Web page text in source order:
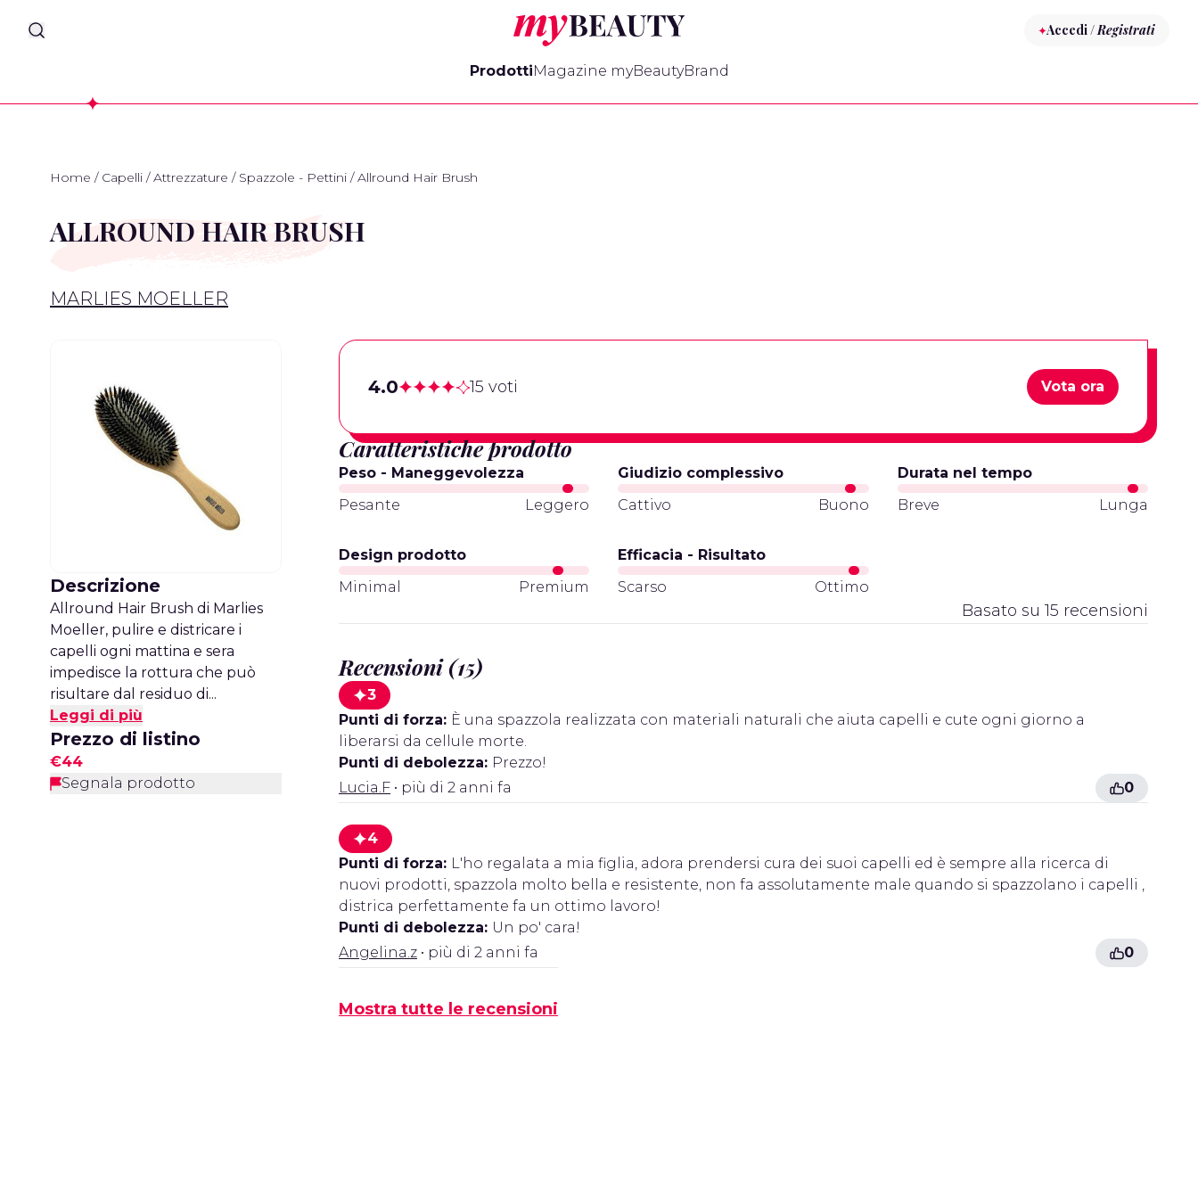
myBeauty Accedi /Registrati
ProdottiMagazine myBeautyBrand
Home / Capelli / Attrezzature / Spazzole - Pettini / Allround Hair Brush
ALLROUND HAIR BRUSH
MARLIES MOELLER
Descrizione
Allround Hair Brush di Marlies
Moeller, pulire e districare i
capelli ogni mattina e sera
impedisce la rottura che può
risultare dal residuo di...
Leggi di più
Prezzo di listino
€44
Segnala prodotto
4.0 15 voti Vota ora
Caratteristiche prodotto
Peso - Maneggevolezza
Pesante
Leggero
Giudizio complessivo
Cattivo
Buono
Durata nel tempo
Breve
Lunga
Design prodotto
Minimal
Premium
Efficacia - Risultato
Scarso
Ottimo
Basato su 15 recensioni
Recensioni (15)
3
Punti di forza: È una spazzola realizzata con materiali naturali che aiuta capelli e cute ogni giorno a
liberarsi da cellule morte.
Punti di debolezza: Prezzo!
Lucia.F • più di 2 anni fa 0
4
Punti di forza: L'ho regalata a mia figlia, adora prendersi cura dei suoi capelli ed è sempre alla ricerca di
nuovi prodotti, spazzola molto bella e resistente, non fa assolutamente male quando si spazzolano i capelli ,
districa perfettamente fa un ottimo lavoro!
Punti di debolezza: Un po' cara!
Angelina.z • più di 2 anni fa 0
Mostra tutte le recensioni